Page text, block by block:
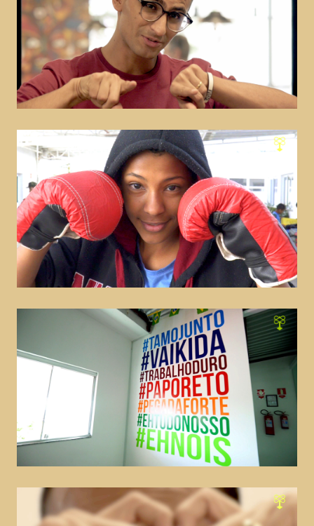
Disney – D23
marketing
Ambev – Novo Mix de Beats
marketing
Uma Leitura dos Búzios
musical, teatro